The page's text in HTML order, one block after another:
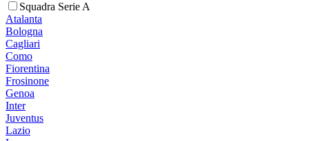
Squadra Serie A
Atalanta
Bologna
Cagliari
Como
Fiorentina
Frosinone
Genoa
Inter
Juventus
Lazio